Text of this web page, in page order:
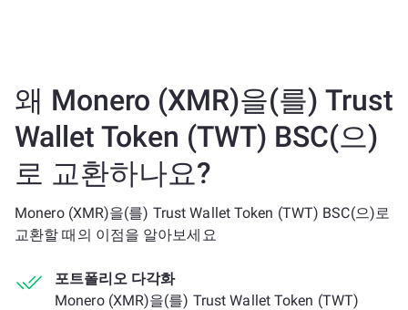
왜 Monero (XMR)을(를) Trust
Wallet Token (TWT) BSC(으)
로 교환하나요?
Monero (XMR)을(를) Trust Wallet Token (TWT) BSC(으)로
교환할 때의 이점을 알아보세요
포트폴리오 다각화
Monero (XMR)을(를) Trust Wallet Token (TWT)